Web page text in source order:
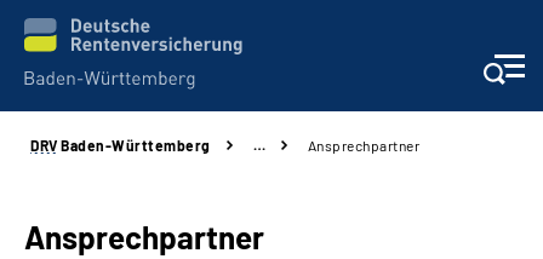
Beratung und Kontakt
Kunden
DRV Baden-Württemberg … Ansprechpartner
Ansprechpartner